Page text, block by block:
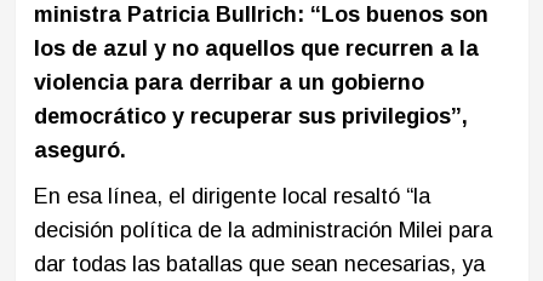
ministra Patricia Bullrich: “Los buenos son
los de azul y no aquellos que recurren a la
violencia para derribar a un gobierno
democrático y recuperar sus privilegios”,
aseguró.
En esa línea, el dirigente local resaltó “la
decisión política de la administración Milei para
dar todas las batallas que sean necesarias, ya